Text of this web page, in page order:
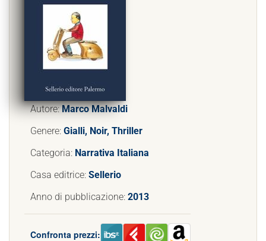
Autore:Marco Malvaldi
Genere: Gialli, Noir, Thriller
Categoria: Narrativa Italiana
Casa editrice: Sellerio
Anno di pubblicazione: 2013
Confronta prezzi: